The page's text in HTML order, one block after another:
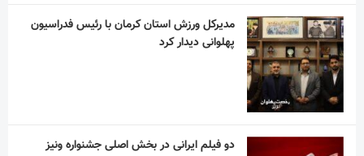
مدیرکل ورزش استان کرمان با رئیس فدراسیون
پهلوانی دیدار کرد
دو فیلم ایرانی در بخش اصلی جشنواره ونیز